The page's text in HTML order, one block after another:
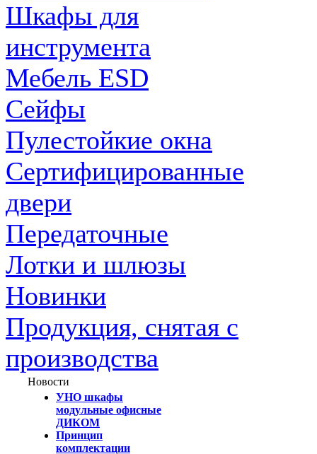
Шкафы для
инструмента
Мебель ESD
Сейфы
Пулестойкие окна
Сертифицированные
двери
Передаточные
Лотки и шлюзы
Новинки
Продукция, снятая с
производства
Новости
УНО шкафы
модульные офисные
ДИКОМ
Принцип
комплектации